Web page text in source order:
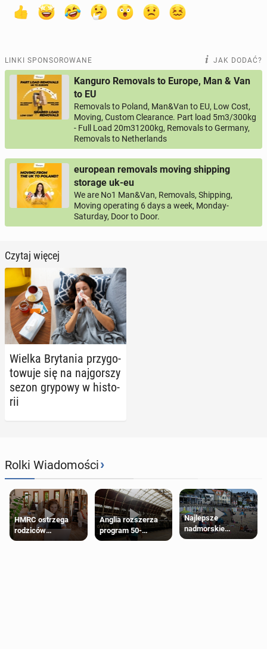
LINKI SPONSOROWANE JAK DODAĆ?
Kanguro Removals to Europe, Man & Van
to EU
Removals to Poland, Man&Van to EU, Low Cost,
Moving, Custom Clearance. Part load 5m3/300kg
- Full Load 20m31200kg, Removals to Germany,
Removals to Netherlands
european removals moving shipping
storage uk-eu
We are No1 Man&Van, Removals, Shipping,
Moving operating 6 days a week, Monday-
Saturday, Door to Door.
Czytaj więcej
Wielka Bry­ta­nia przy­go­
to­wu­je się na naj­gor­szy
sezon grypowy w hi­sto­
rii
Rolki Wiadomości›
HMRC ostrzega
rodziców
pobierających Child
Anglia rozszerza
program 50-
procentowych
Najlepsze
nadmorskie
miasteczko blisko